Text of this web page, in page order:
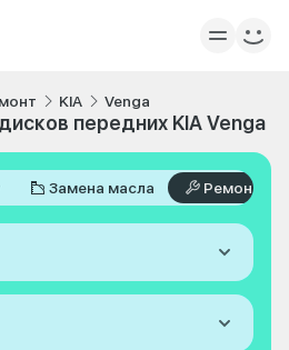
KIA Venga
передних KIA Venga
Замена масла Ремонт